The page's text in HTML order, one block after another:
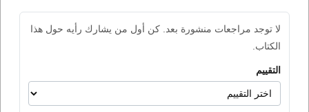
لا توجد مراجعات منشورة بعد. كن أول من يشارك رأيه حول هذا
الكتاب.
التقييم